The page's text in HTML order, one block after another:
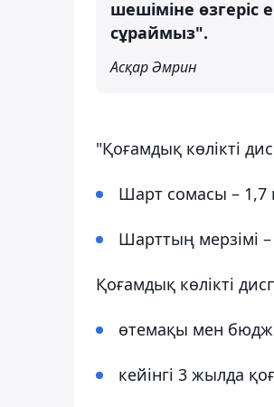
шешіміне өзгеріс
сұраймыз".
Асқар Әмрин
"Қоғамдық көлікті
Шарт сомасы – 1,7
Шарттың мерзімі
Қоғамдық көлікті
өтемақы мен
кейінгі 3 жылда